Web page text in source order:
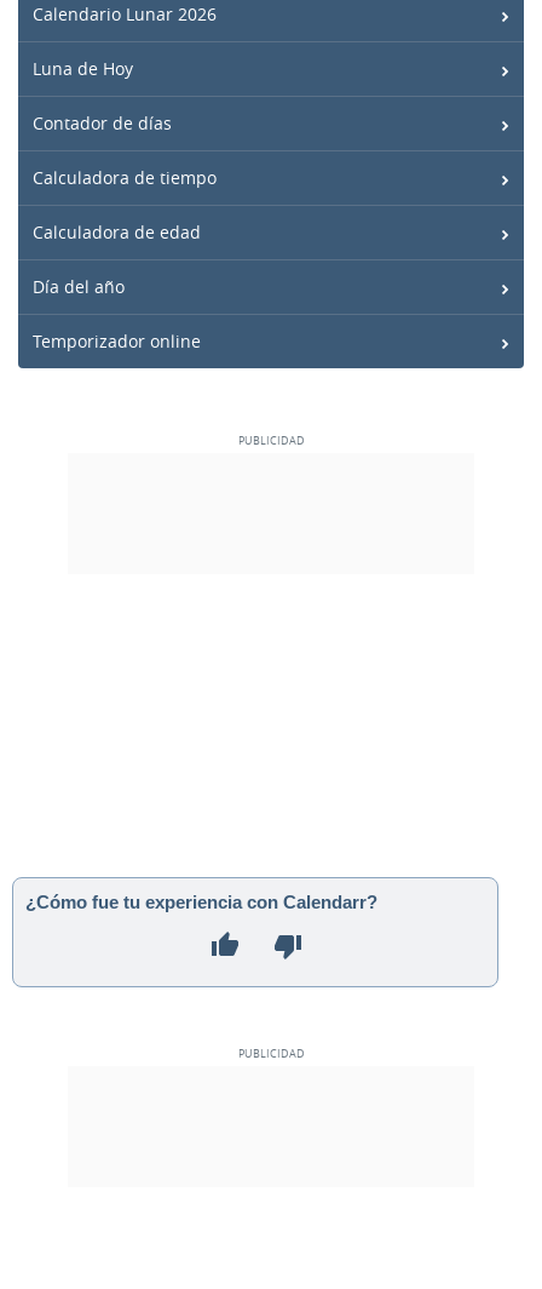
Calendario Lunar 2026
Luna de Hoy
Contador de días
Calculadora de tiempo
Calculadora de edad
Día del año
Temporizador online
¿Cómo fue tu experiencia con Calendarr?